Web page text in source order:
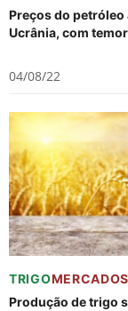
Preços do petróleo
Ucrânia, com
04/08/22
TRIGOMERCADOS
Produção de trigo